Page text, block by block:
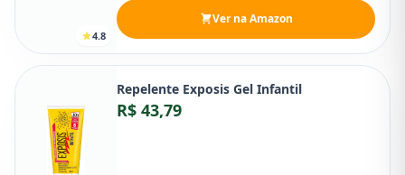
4.8
Ver na Amazon
Repelente Exposis Gel Infantil
R$ 43,79